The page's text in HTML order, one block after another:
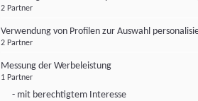
2 Partner
Verwendung von Profilen zur Auswahl
2 Partner
Messung der Werbeleistung
1 Partner
- mit berechtigtem Interesse